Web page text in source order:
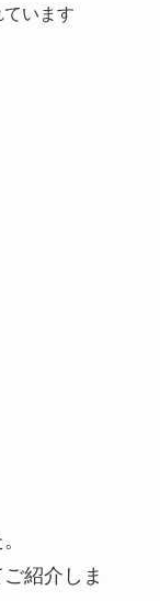
います
紹介しま